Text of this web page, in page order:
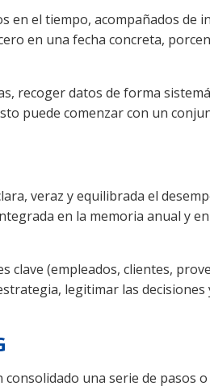
en el tiempo, acompañados de
en una fecha concreta,
recoger datos de forma
puede comenzar con un
veraz y equilibrada el
en la memoria anual y
(empleados, clientes,
legitimar las
una serie de